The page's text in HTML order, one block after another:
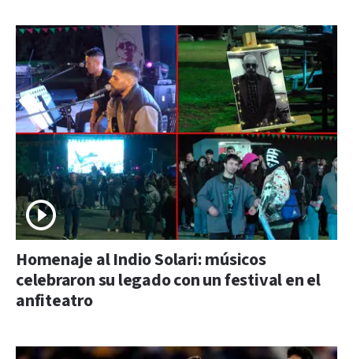
Homenaje al Indio Solari: músicos
celebraron su legado con un festival en el
anfiteatro